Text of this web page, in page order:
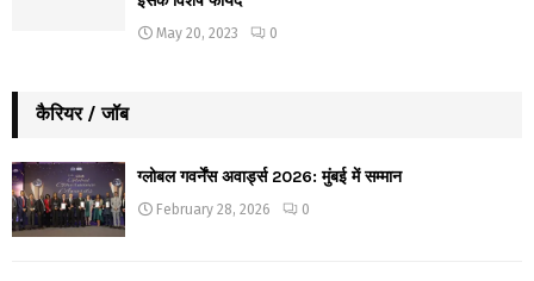
May 20, 2023 0
कैरियर / जॉब
ग्लोबल गवर्नेंस अवार्ड्स 2026: मुंबई में सम्मान
February 28, 2026 0